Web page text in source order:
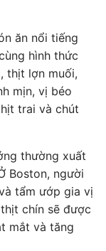
ăn nổi tiếng
hình thức
thịt lợn muối,
mịn, vị béo
trai và chút
thường xuất
Boston, người
tẩm ướp gia vị
chín sẽ được
mắt và tăng